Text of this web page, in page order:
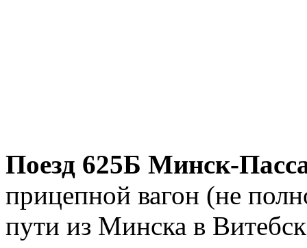
Поезд 625Б Минск-
прицепной вагон (не
пути из Минска в